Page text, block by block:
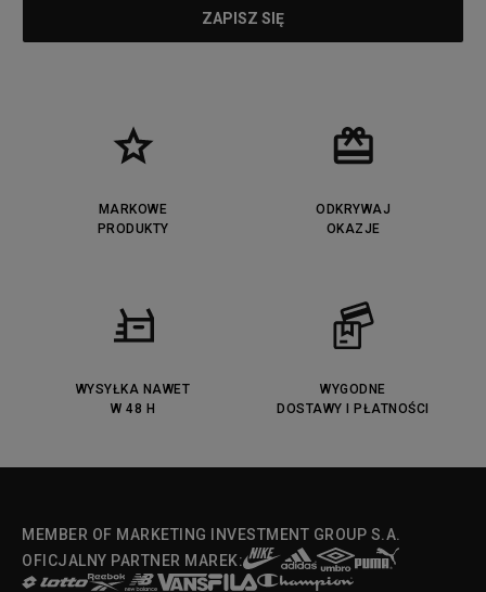
MARKOWE
PRODUKTY
ODKRYWAJ
OKAZJE
WYSYŁKA NAWET
W 48 H
WYGODNE
DOSTAWY I PŁATNOŚCI
MEMBER OF MARKETING INVESTMENT GROUP S.A.
OFICJALNY PARTNER MAREK: